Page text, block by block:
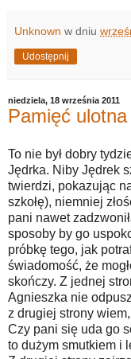
Unknown w dniu
Udostępnij
niedziela, 18 września 2011
Pamięć ulotna
To nie był dobry
Jędrka. Niby Jędrek
twierdzi, pokazując
szkołę), niemniej
pani nawet
sposoby by go
próbkę tego, jak
świadomość, że
skończy. Z jednej
Agnieszka nie
z drugiej strony
Czy pani się uda go
to dużym smutkiem i